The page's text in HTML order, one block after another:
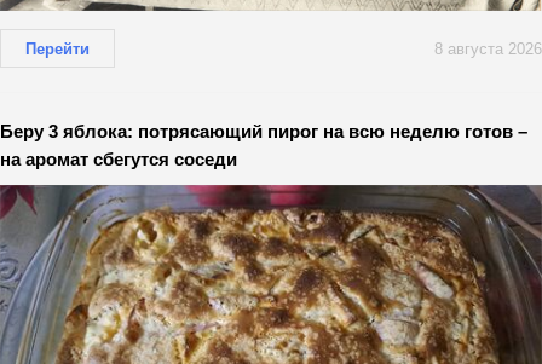
Перейти 8 августа 2026
Беру 3 яблока: потрясающий пирог на всю неделю готов –
на аромат сбегутся соседи